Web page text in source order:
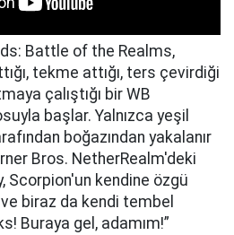
Battle of the Realms,
tekme attığı, ters çevirdiği
çalıştığı bir WB
başlar. Yalnızca yeşil
boğazından yakalanır
Bros. NetherRealm'deki
Scorpion'un kendine özgü
ve biraz da kendi tembel
Buraya gel, adamım!”